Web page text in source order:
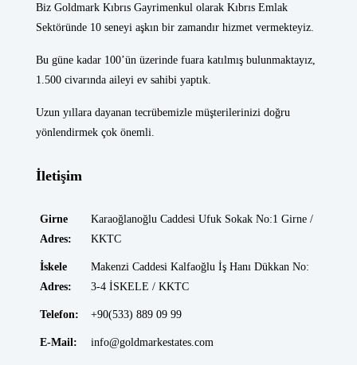
Biz Goldmark Kıbrıs Gayrimenkul olarak Kıbrıs Emlak
Sektöründe 10 seneyi aşkın bir zamandır hizmet vermekteyiz.
Bu güne kadar 100’ün üzerinde fuara katılmış bulunmaktayız,
1.500 civarında aileyi ev sahibi yaptık.
Uzun yıllara dayanan tecrübemizle müşterilerinizi doğru
yönlendirmek çok önemli.
İletişim
Girne
Adres:
Karaoğlanoğlu Caddesi Ufuk Sokak No:1 Girne /
KKTC
İskele
Adres:
Makenzi Caddesi Kalfaoğlu İş Hanı Dükkan No:
3-4 İSKELE / KKTC
Telefon: +90(533) 889 09 99
E-Mail: info@goldmarkestates.com